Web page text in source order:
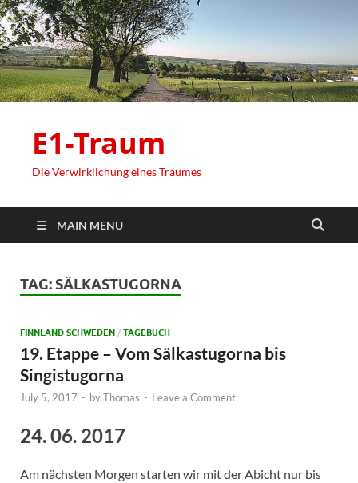
E1-Traum
Die Verwirklichung eines Traumes
MAIN MENU
TAG: SÄLKASTUGORNA
FINNLAND SCHWEDEN / TAGEBUCH
19. Etappe – Vom Sälkastugorna bis
Singistugorna
July 5, 2017 - byThomas - Leave a Comment
24. 06. 2017
Am nächsten Morgen starten wir mit der Abicht nur bis